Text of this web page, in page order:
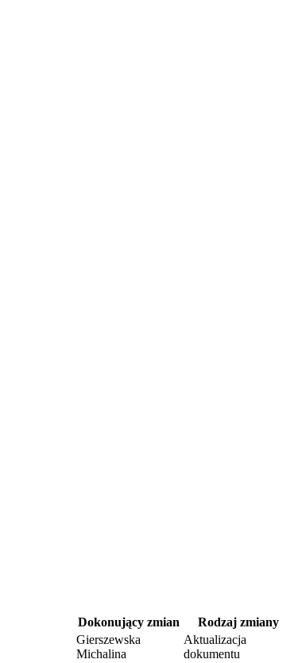
Dokonujący zmian
Rodzaj zmiany
Gierszewska
Michalina
Aktualizacja
dokumentu